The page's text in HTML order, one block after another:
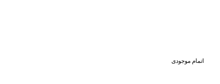
اتمام موجودی